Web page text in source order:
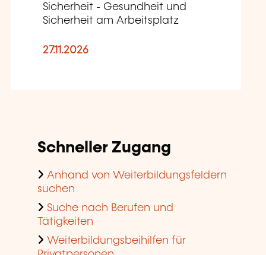
Sicherheit - Gesundheit und
Sicherheit am Arbeitsplatz
27.11.2026
Schneller Zugang
Anhand von Weiterbildungsfeldern
suchen
Suche nach Berufen und
Tätigkeiten
Weiterbildungsbeihilfen für